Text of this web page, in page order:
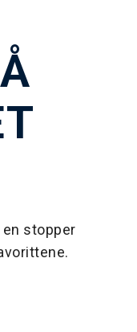
stopper